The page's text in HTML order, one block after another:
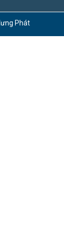
Phát